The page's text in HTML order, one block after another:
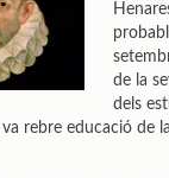
de la
dels
rebre educació de